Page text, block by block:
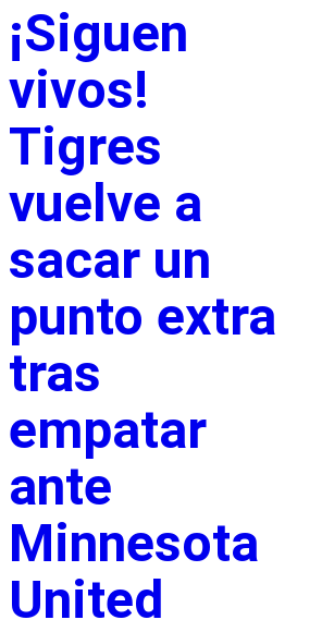
¡Siguen
vivos!
Tigres
vuelve a
sacar un
punto extra
tras
empatar
ante
Minnesota
United